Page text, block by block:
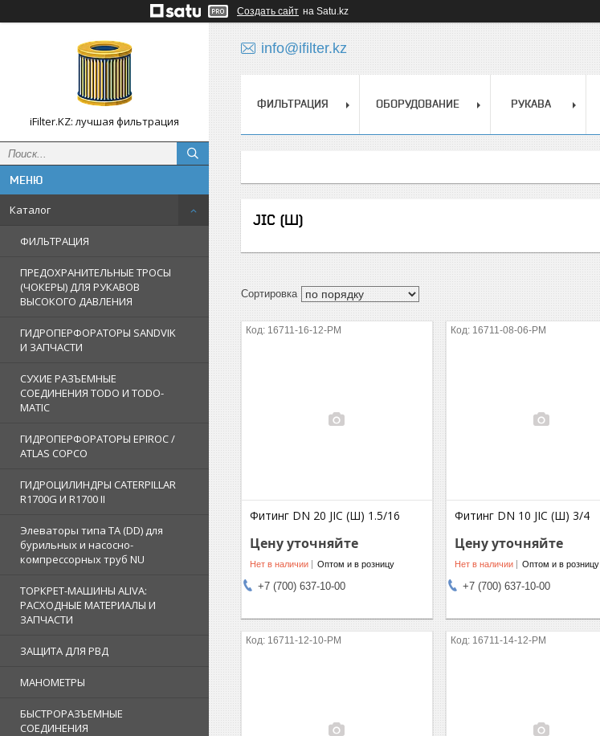
Создать сайт на Satu.kz
iFilter.KZ: лучшая фильтрация
Каталог
ФИЛЬТРАЦИЯ
ПРЕДОХРАНИТЕЛЬНЫЕ ТРОСЫ
(ЧОКЕРЫ) ДЛЯ РУКАВОВ
ВЫСОКОГО ДАВЛЕНИЯ
ГИДРОПЕРФОРАТОРЫ SANDVIK
И ЗАПЧАСТИ
СУХИЕ РАЗЪЕМНЫЕ
СОЕДИНЕНИЯ TODO И TODO-
MATIC
ГИДРОПЕРФОРАТОРЫ EPIROC /
ATLAS COPCO
ГИДРОЦИЛИНДРЫ CATERPILLAR
R1700G И R1700 II
Элеваторы типа TA (DD) для
бурильных и насосно-
компрессорных труб NU
ТОРКРЕТ-МАШИНЫ ALIVA:
РАСХОДНЫЕ МАТЕРИАЛЫ И
ЗАПЧАСТИ
ЗАЩИТА ДЛЯ РВД
МАНОМЕТРЫ
БЫСТРОРАЗЪЕМНЫЕ
СОЕДИНЕНИЯ
info@ifilter.kz
ФИЛЬТРАЦИЯ ОБОРУДОВАНИЕ РУКАВА
JIC (Ш)
16711-16-12-PM
Фитинг DN 20 JIC (Ш) 1.5/16
Цену уточняйте
Нет в наличии Оптом и в розницу
+7 (700) 637-10-00
16711-08-06-PM
Фитинг DN 10 JIC (Ш) 3/4
Цену уточняйте
Нет в наличии Оптом и в розницу
+7 (700) 637-10-00
16711-12-10-PM 16711-14-12-PM